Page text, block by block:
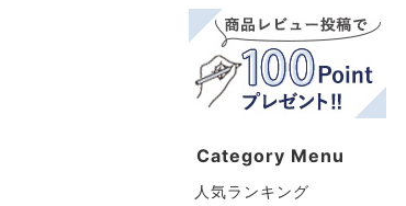
Category Menu
人気ランキング